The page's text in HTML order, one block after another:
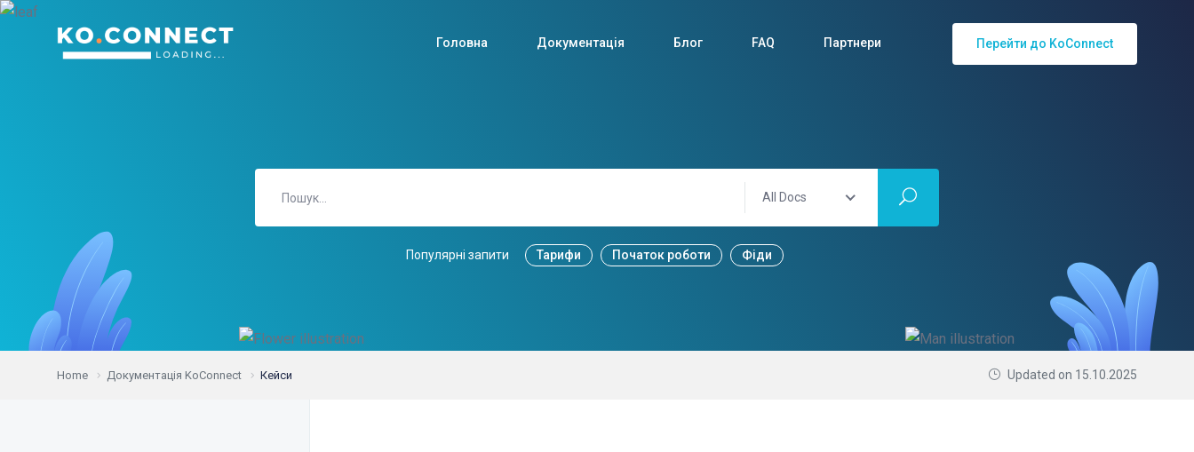
Головна Документація Блог FAQ Партнери Перейти до KoConnect
All Docs
Популярні запити Тарифи Початок роботи Фіди
Home Документація KoConnect Кейси Updated on 15.10.2025